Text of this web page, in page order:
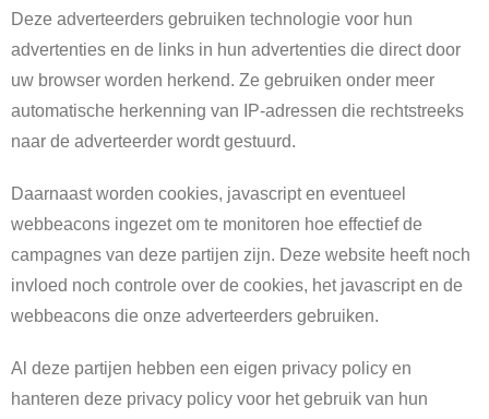
Deze adverteerders gebruiken technologie voor hun
advertenties en de links in hun advertenties die direct door
uw browser worden herkend. Ze gebruiken onder meer
automatische herkenning van IP-adressen die rechtstreeks
naar de adverteerder wordt gestuurd.
Daarnaast worden cookies, javascript en eventueel
webbeacons ingezet om te monitoren hoe effectief de
campagnes van deze partijen zijn. Deze website heeft noch
invloed noch controle over de cookies, het javascript en de
webbeacons die onze adverteerders gebruiken.
Al deze partijen hebben een eigen privacy policy en
hanteren deze privacy policy voor het gebruik van hun